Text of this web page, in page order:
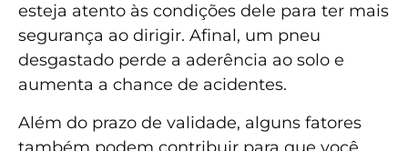
esteja atento às condições dele para ter mais
segurança ao dirigir. Afinal, um pneu
desgastado perde a aderência ao solo e
aumenta a chance de acidentes.
Além do prazo de validade, alguns fatores
também podem contribuir para que você